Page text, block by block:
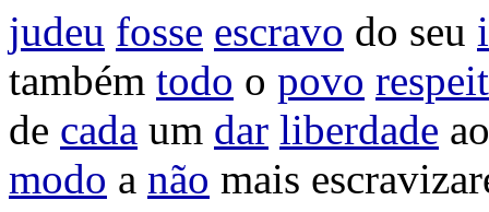
judeu fosse escravo do seu
também todo o povo
de cada um dar liberdade
modo a não mais